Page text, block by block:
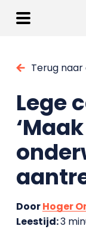
Terug
Lege
DoorHoger
Leestijd:3